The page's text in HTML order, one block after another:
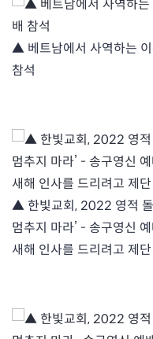
▲ 베트남에서 사역하는
참석
▲ 한빛교회, 2022 영적
멈추지 마라’ - 송구영신
새해 인사를 드리려고 제